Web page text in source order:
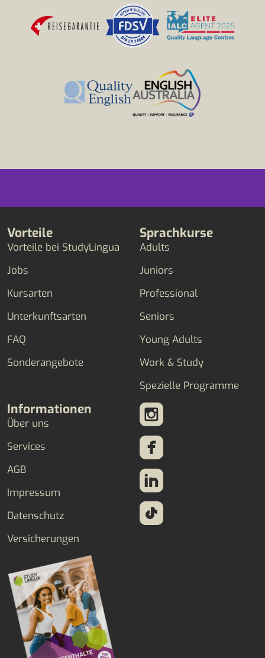
Vorteile
Vorteile bei StudyLingua
Jobs
Kursarten
Unterkunftsarten
FAQ
Sonderangebote
Sprachkurse
Adults
Juniors
Professional
Seniors
Young Adults
Work & Study
Spezielle Programme
Informationen
Über uns
Services
AGB
Impressum
Datenschutz
Versicherungen